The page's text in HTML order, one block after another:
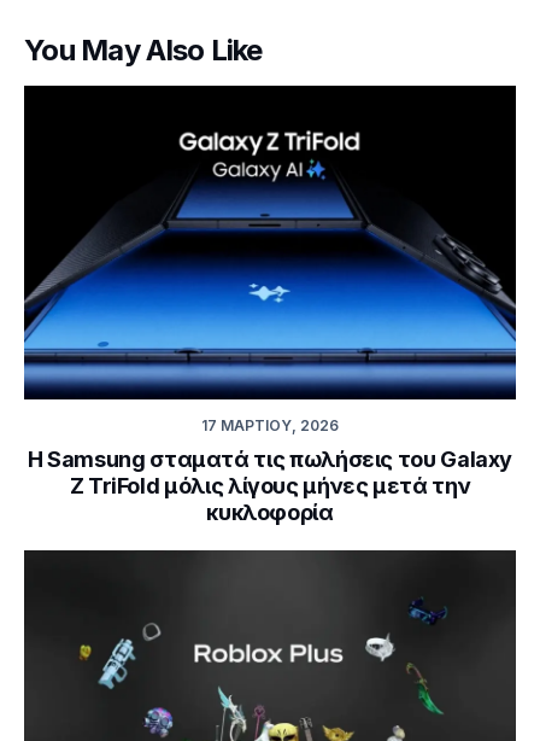
You May Also Like
17 ΜΑΡΤΊΟΥ, 2026
Η Samsung σταματά τις πωλήσεις του Galaxy
Z TriFold μόλις λίγους μήνες μετά την
κυκλοφορία